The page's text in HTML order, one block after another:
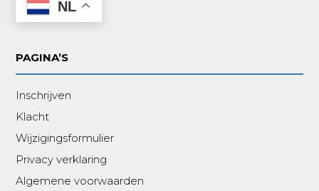
NL
PAGINA’S
Inschrijven
Klacht
Wijzigingsformulier
Privacy verklaring
Algemene voorwaarden